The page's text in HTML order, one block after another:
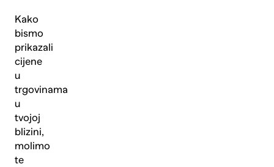
Kako
bismo
prikazali
cijene
u
trgovinama
u
tvojoj
blizini,
molimo
te
Pošalji